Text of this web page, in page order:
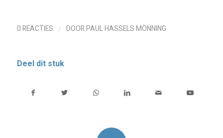
0 REACTIES / DOOR PAUL HASSELS MÖNNING
Deel dit stuk